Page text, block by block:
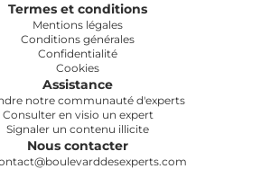
Termes et conditions
Mentions légales
Conditions générales
Confidentialité
Cookies
Assistance
notre communauté d'experts
Consulter en visio un expert
Signaler un contenu illicite
Nous contacter